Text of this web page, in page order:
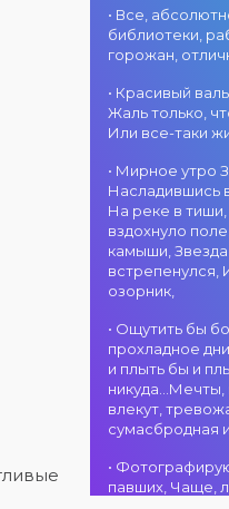
• Все,
библиотеки,
горожан,
• Красивый
Жаль только,
Или все-таки
• Мирное утро
Насладившись
На реке в
вздохнуло
камыши,
встрепенулся,
озорник,
• Ощутить бы
прохладное
и плыть бы и
никуда...Мечты,
влекут,
сумасбродная
•
павших, Чаще,